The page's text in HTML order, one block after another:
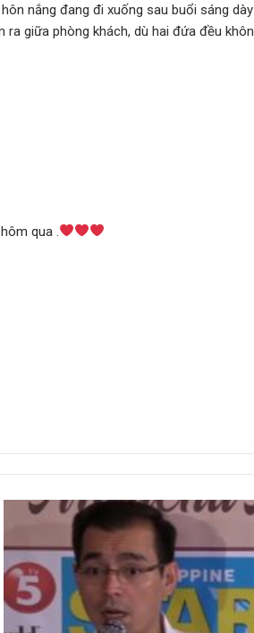
nắng đang đi xuống sau buổi sáng
giữa phòng khách, dù hai đứa đều
qua .